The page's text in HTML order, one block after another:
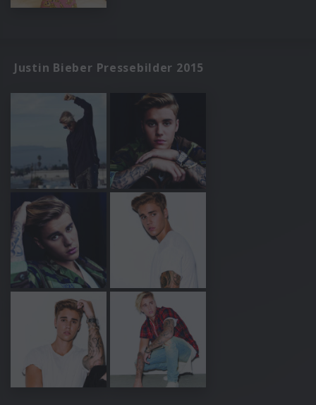
Justin Bieber Pressebilder 2015